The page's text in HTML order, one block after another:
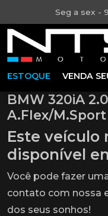
Seg a sex -
ESTOQUE VENDA
BMW 320iA
A.Flex/
Este veículo
disponível
Você pode fazer
contato com nossa
dos seus sonhos!